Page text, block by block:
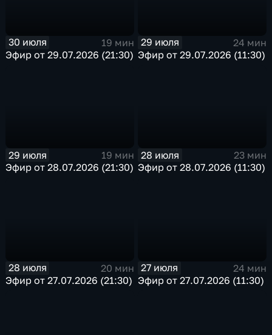
30 июля
19 мин
Эфир от 29.07.2026 (21:30)
29 июля
24 мин
Эфир от 29.07.2026 (11:30)
29 июля
19 мин
Эфир от 28.07.2026 (21:30)
28 июля
23 мин
Эфир от 28.07.2026 (11:30)
28 июля
20 мин
Эфир от 27.07.2026 (21:30)
27 июля
24 мин
Эфир от 27.07.2026 (11:30)